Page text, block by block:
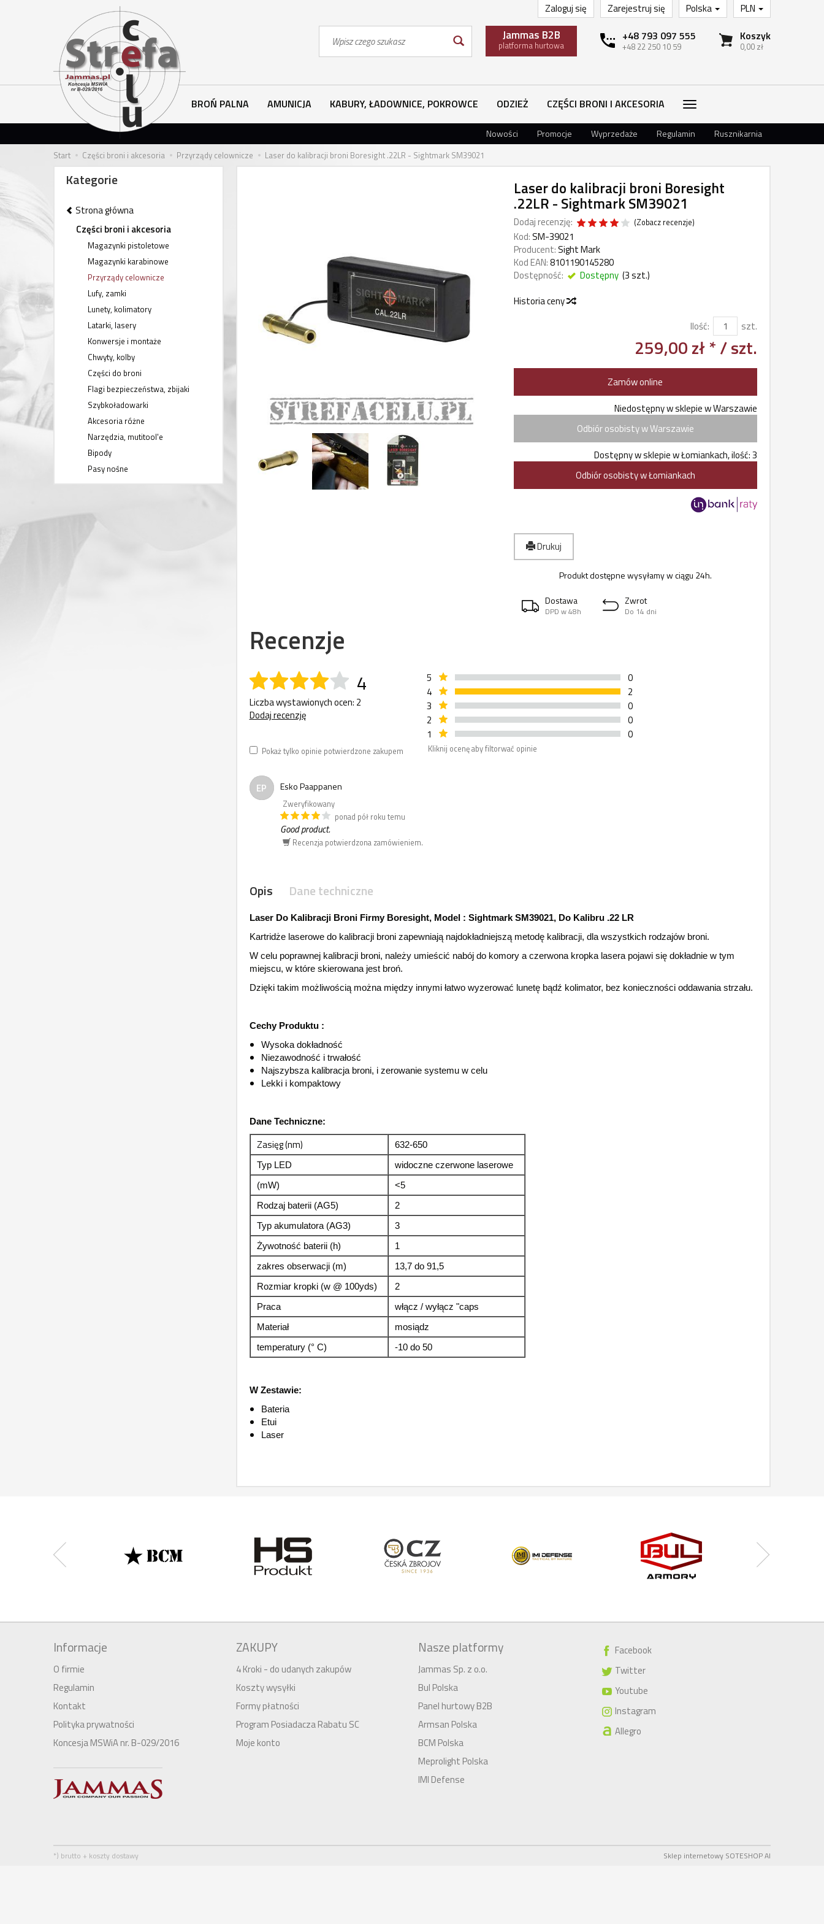
PLN
Polska
Zarejestruj się
Zaloguj się
Koszyk
0,00 zł
+48 793 097 555
+48 22 250 10 59
Jammas B2B
platforma hurtowa
BROŃ PALNA AMUNICJA KABURY, ŁADOWNICE, POKROWCE ODZIEŻ CZĘŚCI BRONI I AKCESORIA
Nowości Promocje Wyprzedaże Regulamin Rusznikarnia
Start Części broni i akcesoria Przyrządy celownicze Laser do kalibracji broni Boresight .22LR - Sightmark SM39021
Laser do kalibracji broni Boresight
.22LR - Sightmark SM39021
Dodaj recenzję: (Zobacz recenzje)
Kod:SM-39021
Producent:Sight Mark
Kod EAN:8101190145280
Dostępność:
Dostępny (3szt.)
Historia ceny
Ilość:
szt.
259,00 zł */ szt.
Zamów online
Niedostępny w sklepie w Warszawie
Odbiór osobisty w Warszawie
Dostępny w sklepie w Łomiankach, ilość: 3
Odbiór osobisty w Łomiankach
Drukuj
Produkt dostępne wysyłamy w ciągu 24h.
Dostawa
DPD w 48h
Zwrot
Do 14 dni
Recenzje
4
Liczba wystawionych ocen: 2
Dodaj recenzję
Pokaż tylko opinie potwierdzone zakupem
5
0
4
2
3
0
2
0
1
0
Kliknij ocenę aby filtorwać opinie
EP Esko Paappanen
Zweryfikowany
ponad pół roku temu
Good product.
Recenzja potwierdzona zamówieniem.
Opis Dane techniczne
Laser Do Kalibracji Broni Firmy Boresight, Model : Sightmark SM39021, Do Kalibru .22 LR
Kartridże laserowe do kalibracji broni zapewniają najdokładniejszą metodę kalibracji, dla wszystkich rodzajów broni.
W celu poprawnej kalibracji broni, należy umieścić nabój do komory a czerwona kropka lasera pojawi się dokładnie w tym
miejscu, w które skierowana jest broń.
Dzięki takim możliwością można między innymi łatwo wyzerować lunetę bądź kolimator, bez konieczności oddawania strzału.
Cechy Produktu :
Wysoka dokładność
Niezawodność i trwałość
Najszybsza kalibracja broni, i zerowanie systemu w celu
Lekki i kompaktowy
Dane Techniczne:
Zasięg (nm)
632-650
Typ LED
widoczne czerwone laserowe
(mW)
<5
Rodzaj baterii (AG5)
2
Typ akumulatora (AG3)
3
Żywotność baterii (h)
1
zakres obserwacji (m)
13,7 do 91,5
Rozmiar kropki (w @ 100yds)
2
Praca
włącz / wyłącz "caps
Materiał
mosiądz
temperatury (° C)
-10 do 50
W Zestawie:
Bateria
Etui
Laser
Kategorie
Strona główna
Części broni i akcesoria
Magazynki pistoletowe
Magazynki karabinowe
Przyrządy celownicze
Lufy, zamki
Lunety, kolimatory
Latarki, lasery
Konwersje i montaże
Chwyty, kolby
Części do broni
Flagi bezpieczeństwa, zbijaki
Szybkoładowarki
Akcesoria różne
Narzędzia, mutitool'e
Bipody
Pasy nośne
Facebook
Twitter
Youtube
Instagram
Allegro
Informacje
O firmie
Regulamin
Kontakt
Polityka prywatności
Koncesja MSWiA nr. B-029/2016
ZAKUPY
4 Kroki - do udanych zakupów
Koszty wysyłki
Formy płatności
Program Posiadacza Rabatu SC
Moje konto
Nasze platformy
Jammas Sp. z o.o.
Bul Polska
Panel hurtowy B2B
Armsan Polska
BCM Polska
Meprolight Polska
IMI Defense
*) brutto + koszty dostawy Sklep internetowy SOTESHOP AI